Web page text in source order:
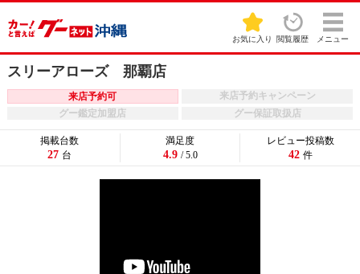
お気に入り 閲覧履歴 メニュー
スリーアローズ 那覇店
来店予約可
来店予約キャンペーン
グー鑑定加盟店
グー保証取扱店
掲載台数
27 台
満足度
4.9 / 5.0
レビュー投稿数
42 件